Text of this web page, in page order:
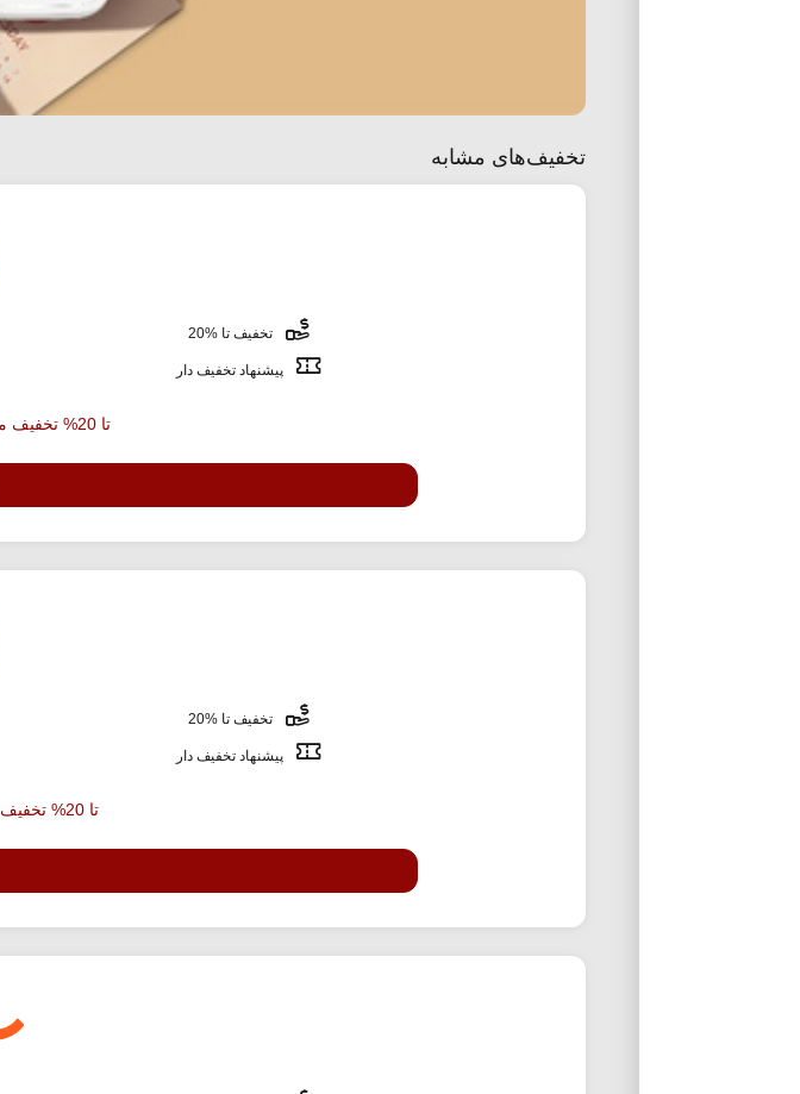
تخفیف‌های مشابه
تخفیف تا %20
پیشنهاد تخفیف دار
تا 20% تخفیف محصولات بهداشت زنان اسنپ مارکت
تخفیف تا %20
پیشنهاد تخفیف دار
تا 20% تخفیف خرید دسر و شیرینی اسنپ مارکت